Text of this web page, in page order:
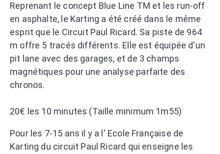
Reprenant le concept Blue Line TM et les run-off
en asphalte, le Karting a été créé dans le même
esprit que le Circuit Paul Ricard. Sa piste de 964
m offre 5 tracés différents. Elle est équipée d'un
pit lane avec des garages, et de 3 champs
magnétiques pour une analyse parfaite des
chronos.
20€ les 10 minutes (Taille minimum 1m55)
Pour les 7-15 ans il y a l' Ecole Française de
Karting du circuit Paul Ricard qui enseigne les